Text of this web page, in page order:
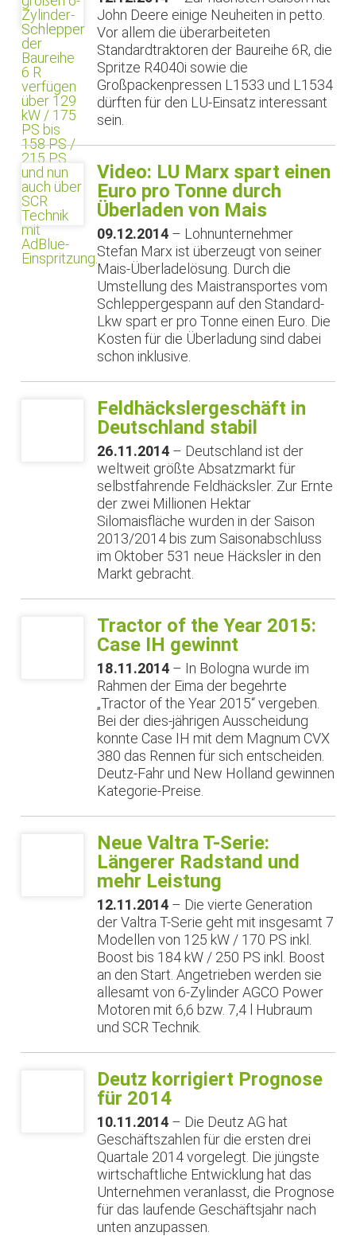
John Deere einige Neuheiten in petto.
Vor allem die überarbeiteten
Standardtraktoren der Baureihe 6R, die
Spritze R4040i sowie die
Großpackenpressen L1533 und L1534
dürften für den LU-Einsatz interessant
sein.
Video: LU Marx spart einen
Euro pro Tonne durch
Überladen von Mais
09.12.2014 – Lohnunternehmer
Stefan Marx ist überzeugt von seiner
Mais-Überladelösung. Durch die
Umstellung des Maistransportes vom
Schleppergespann auf den Standard-
Lkw spart er pro Tonne einen Euro. Die
Kosten für die Überladung sind dabei
schon inklusive.
Feldhäckslergeschäft in
Deutschland stabil
26.11.2014 – Deutschland ist der
weltweit größte Absatzmarkt für
selbstfahrende Feldhäcksler. Zur Ernte
der zwei Millionen Hektar
Silomaisfläche wurden in der Saison
2013/2014 bis zum Saisonabschluss
im Oktober 531 neue Häcksler in den
Markt gebracht.
Tractor of the Year 2015:
Case IH gewinnt
18.11.2014 – In Bologna wurde im
Rahmen der Eima der begehrte
„Tractor of the Year 2015“ vergeben.
Bei der dies-jährigen Ausscheidung
konnte Case IH mit dem Magnum CVX
380 das Rennen für sich entscheiden.
Deutz-Fahr und New Holland gewinnen
Kategorie-Preise.
Neue Valtra T-Serie:
Längerer Radstand und
mehr Leistung
12.11.2014 – Die vierte Generation
der Valtra T-Serie geht mit insgesamt 7
Modellen von 125 kW / 170 PS inkl.
Boost bis 184 kW / 250 PS inkl. Boost
an den Start. Angetrieben werden sie
allesamt von 6-Zylinder AGCO Power
Motoren mit 6,6 bzw. 7,4 l Hubraum
und SCR Technik.
Deutz korrigiert Prognose
für 2014
10.11.2014 – Die Deutz AG hat
Geschäftszahlen für die ersten drei
Quartale 2014 vorgelegt. Die jüngste
wirtschaftliche Entwicklung hat das
Unternehmen veranlasst, die Prognose
für das laufende Geschäftsjahr nach
unten anzupassen.